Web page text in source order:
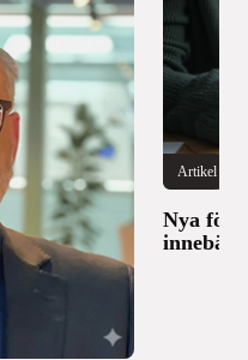
Artikel
Nya
innebär